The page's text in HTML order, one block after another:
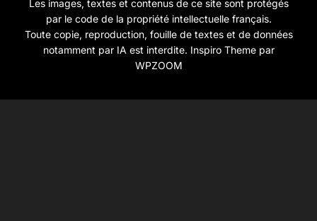
Les images, textes et contenus de ce site sont protégés
par le code de la propriété intellectuelle français.
Toute copie, reproduction, fouille de textes et de données
notamment par IA est interdite. Inspiro Themepar
WPZOOM